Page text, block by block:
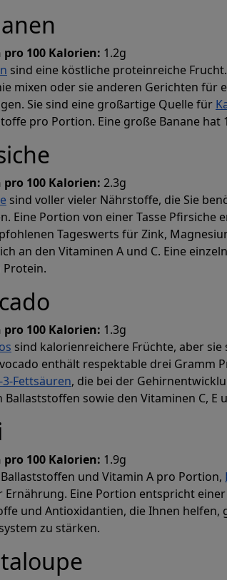
pro 100 Kalorien: 1.2g
sind eine köstliche proteinreiche
mixen oder sie anderen Gerichten für
Sie sind eine großartige Quelle für
pro Portion. Eine große Banane hat
pro 100 Kalorien: 2.3g
sind voller vieler Nährstoffe, die Sie
Eine Portion von einer Tasse Pfirsiche
Tageswerts für Zink,
an den Vitaminen A und C. Eine
Protein.
pro 100 Kalorien: 1.3g
sind kalorienreichere Früchte, aber
enthält respektable drei Gramm
Fettsäuren, die bei der
Ballaststoffen sowie den Vitaminen C, E
pro 100 Kalorien: 1.9g
und Vitamin A pro Portion,
Ernährung. Eine Portion entspricht
und Antioxidantien, die Ihnen helfen,
zu stärken.